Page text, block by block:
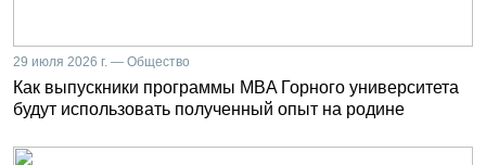
29 июля 2026 г. — Общество
Как выпускники программы MBA Горного университета
будут использовать полученный опыт на родине